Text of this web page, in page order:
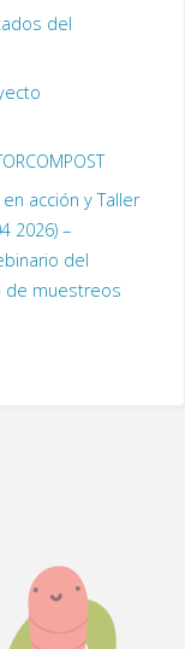
del
acción y Taller
2026) –
del
de muestreos